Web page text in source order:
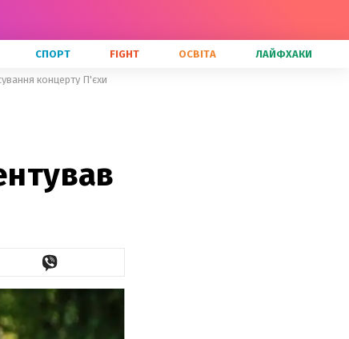
СПОРТ FIGHT ОСВІТА ЛАЙФХАКИ
концерту П'єхи